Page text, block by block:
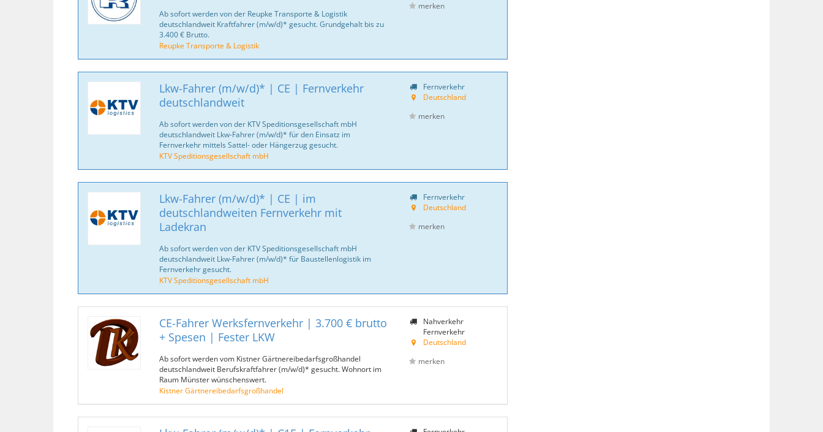
Ab sofort werden von der Reupke Transporte & Logistik
deutschlandweit Kraftfahrer (m/w/d)* gesucht. Grundgehalt bis zu
3.400 € Brutto.
Reupke Transporte & Logistik
merken
Lkw-Fahrer (m/w/d)* | CE | Fernverkehr
deutschlandweit
Ab sofort werden von der KTV Speditionsgesellschaft mbH
deutschlandweit Lkw-Fahrer (m/w/d)* für den Einsatz im
Fernverkehr mittels Sattel- oder Hängerzug gesucht.
KTV Speditionsgesellschaft mbH
Fernverkehr
Deutschland
merken
Lkw-Fahrer (m/w/d)* | CE | im
deutschlandweiten Fernverkehr mit
Ladekran
Ab sofort werden von der KTV Speditionsgesellschaft mbH
deutschlandweit Lkw-Fahrer (m/w/d)* für Baustellenlogistik im
Fernverkehr gesucht.
KTV Speditionsgesellschaft mbH
Fernverkehr
Deutschland
merken
CE-Fahrer Werksfernverkehr | 3.700 € brutto
+ Spesen | Fester LKW
Ab sofort werden vom Kistner Gärtnereibedarfsgroßhandel
deutschlandweit Berufskraftfahrer (m/w/d)* gesucht. Wohnort im
Raum Münster wünschenswert.
Kistner Gärtnereibedarfsgroßhandel
Nahverkehr
Fernverkehr
Deutschland
merken